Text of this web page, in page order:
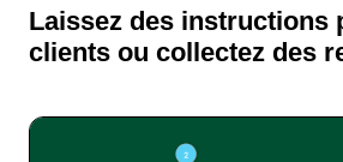
Laissez des instructions
clients ou collectez des